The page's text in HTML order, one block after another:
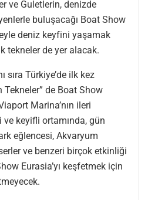
ve Guletlerin, denizde
buluşacağı Boat Show
deniz keyfini yaşamak
tekneler de yer alacak.
sıra Türkiye’de ilk kez
de Boat Show
Marina’nın ileri
keyifli ortamında, gün
eğlencesi, Akvaryum
ve benzeri birçok etkinliği
Eurasia’yı keşfetmek için